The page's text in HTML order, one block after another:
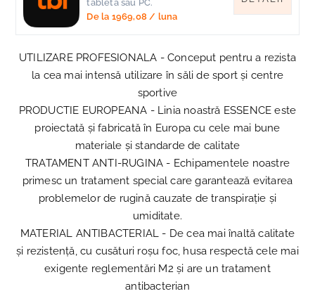
tableta sau PC.
De la 1969,08 / luna
UTILIZARE PROFESIONALA - Conceput pentru a rezista
la cea mai intensă utilizare în săli de sport și centre
sportive
PRODUCTIE EUROPEANA - Linia noastră ESSENCE este
proiectată și fabricată în Europa cu cele mai bune
materiale și standarde de calitate
TRATAMENT ANTI-RUGINA - Echipamentele noastre
primesc un tratament special care garantează evitarea
problemelor de rugină cauzate de transpirație și
umiditate.
MATERIAL ANTIBACTERIAL - De cea mai înaltă calitate
și rezistență, cu cusături roșu foc, husa respectă cele mai
exigente reglementări M2 și are un tratament
antibacterian